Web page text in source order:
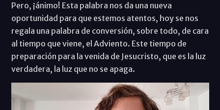
Pero, ¡ánimo! Esta palabra nos da una nueva
oportunidad para que estemos atentos, hoy se nos
regala una palabra de conversión, sobre todo, de cara
al tiempo que viene, el Adviento. Este tiempo de
preparación para la venida de Jesucristo, que es la luz
verdadera, la luz que no se apaga.